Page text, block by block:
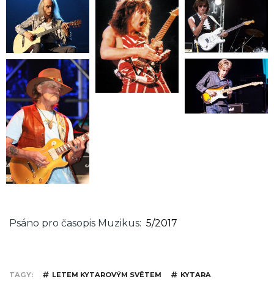
Psáno pro časopis Muzikus 5/2017
TAGY LETEM KYTAROVÝM SVĚTEM KYTARA